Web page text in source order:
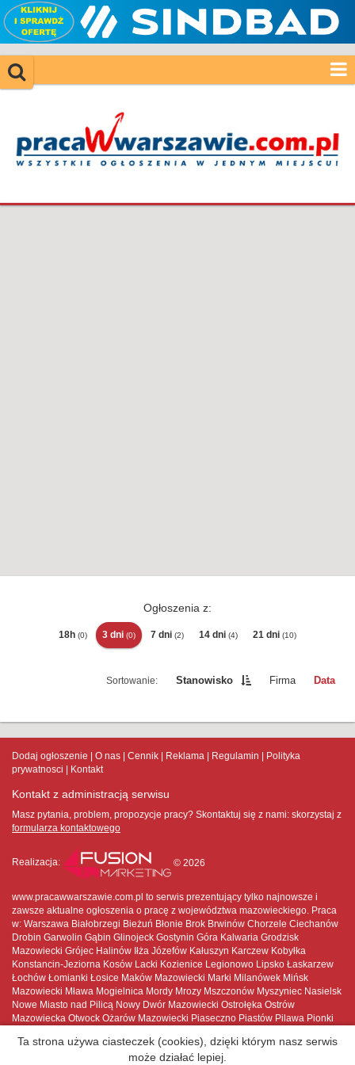
Ogłoszenia z:
18h (0) 3 dni (0) 7 dni (2) 14 dni (4) 21 dni (10)
Stanowisko Firma Data
Dodaj ogłoszenie O nas Cennik Reklama Regulamin
Polityka
prywatnosci
Kontakt
Kontakt z administracją serwisu
Masz pytania, problem, propozycje pracy? Skontaktuj się z nami: skorzystaj z
formularza kontaktowego
Realizacja: © 2026
www.pracawwarszawie.com.pl to serwis prezentujący tylko najnowsze i
zawsze aktualne ogłoszenia o pracę z województwa mazowieckiego. Praca
w: Warszawa Białobrzegi Bieżuń Błonie Brok Brwinów Chorzele Ciechanów
Drobin Garwolin Gąbin Glinojeck Gostynin Góra Kalwaria Grodzisk
Mazowiecki Grójec Halinów Iłża Józefów Kałuszyn Karczew Kobyłka
Konstancin-Jeziorna Kosów Lacki Kozienice Legionowo Lipsko Łaskarzew
Łochów Łomianki Łosice Maków Mazowiecki Marki Milanówek Mińsk
Mazowiecki Mława Mogielnica Mordy Mrozy Mszczonów Myszyniec Nasielsk
Nowe Miasto nad Pilicą Nowy Dwór Mazowiecki Ostrołęka Ostrów
Mazowiecka Otwock Ożarów Mazowiecki Piaseczno Piastów Pilawa Pionki
Raciąż Radom Radzymin Różan Serock Siedlce Sierpc Skaryszew
Sochaczew Sokołów Podlaski Sulejówek Szydłowiec Tarczyn Tłuszcz Warka
Ta strona używa ciasteczek (cookies), dzięki którym nasz serwis
może działać lepiej.